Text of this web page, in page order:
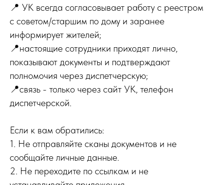
📍 УК всегда согласовывает работу с реестром
с советом/старшим по дому и заранее
информирует жителей;
📍настоящие сотрудники приходят лично,
показывают документы и подтверждают
полномочия через диспетчерскую;
📍связь - только через сайт УК, телефон
диспетчерской.
Если к вам обратились:
1. Не отправляйте сканы документов и не
сообщайте личные данные.
2. Не переходите по ссылкам и не